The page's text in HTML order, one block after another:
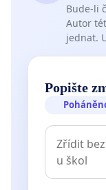
Bude-li
Autor
jednat.
Popište